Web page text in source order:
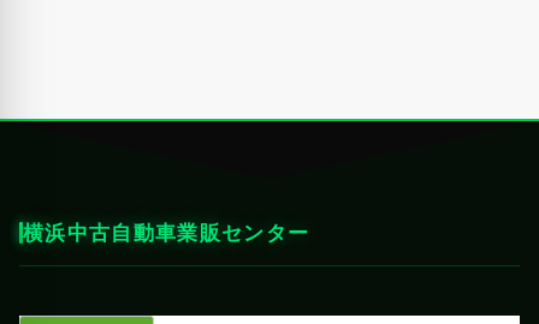
横浜中古自動車業販センター